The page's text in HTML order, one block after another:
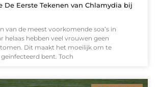
De Eerste Tekenen van Chlamydia bij
van de meest voorkomende soa’s in
helaas hebben veel vrouwen geen
Dit maakt het moeilijk om te
bent. Toch